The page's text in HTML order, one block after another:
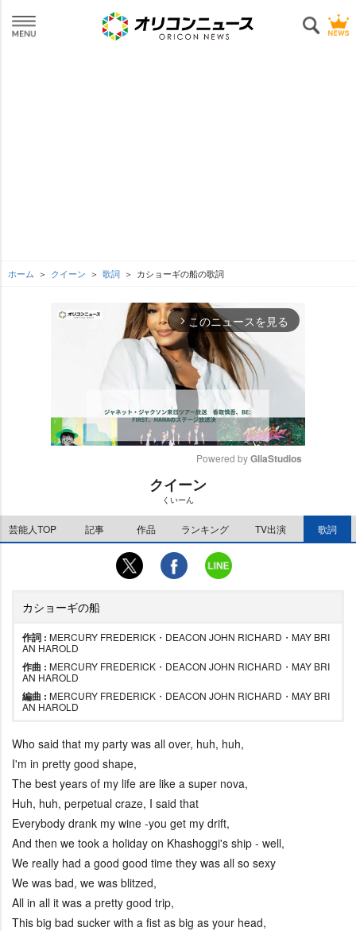
ホーム クイーン 歌詞 カショーギの船の歌詞
arrow_forward_ios このニュースを見る
Powered by GliaStudios
クイーン
くいーん
芸能人TOP 記事 作品 ランキング TV出演 歌詞
カショーギの船
作詞 : MERCURY FREDERICK・DEACON JOHN RICHARD・MAY BRI
AN HAROLD
作曲 : MERCURY FREDERICK・DEACON JOHN RICHARD・MAY BRI
AN HAROLD
編曲 : MERCURY FREDERICK・DEACON JOHN RICHARD・MAY BRI
AN HAROLD
Who said that my party was all over, huh, huh,
I'm in pretty good shape,
The best years of my life are like a super nova,
Huh, huh, perpetual craze, I said that
Everybody drank my wine -you get my drift,
And then we took a holiday on Khashoggi's ship - well,
We really had a good good time they was all so sexy
We was bad, we was blitzed,
All in all it was a pretty good trip,
This big bad sucker with a fist as big as your head,